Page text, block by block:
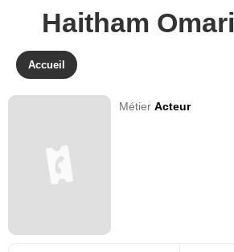
Haitham Omari
Accueil
MétierActeur